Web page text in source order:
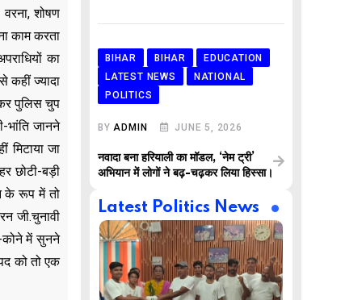
शोषण
काम करता
का
कहीं ज्यादा
पुलिस चुप
भांति जानने
मिटाया जा
छोटी-बड़ी
के रूप में तो
जी.चुनावी
कोने में सुनने
को तो एक
BIHAR BIHAR
EDUCATION
LATEST NEWS
NATIONAL
POLITICS
BYADMIN JUNE 5, 2026
नवादा बना हरियाली का मॉडल, ‘नेम ट्री’
अभियान में लोगों ने बढ़-चढ़कर लिया हिस्सा।
Latest Politics News